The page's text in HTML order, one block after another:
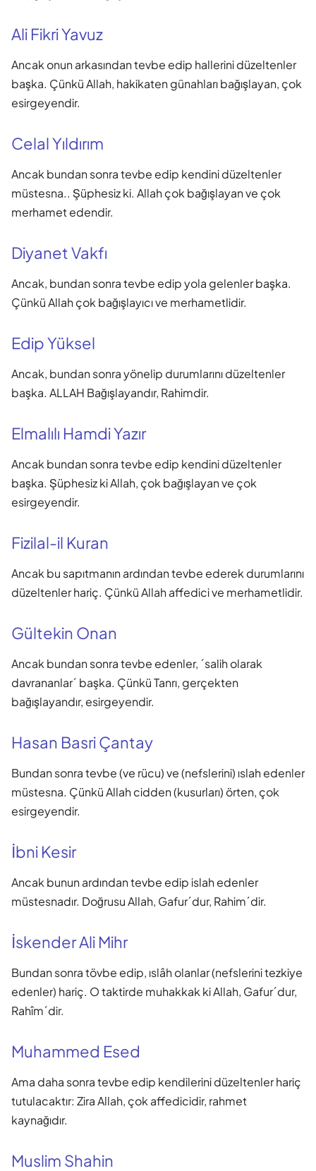
Ali Fikri Yavuz
Ancak onun arkasından tevbe edip hallerini düzeltenler
başka. Çünkü Allah, hakikaten günahları bağışlayan, çok
esirgeyendir.
Celal Yıldırım
Ancak bundan sonra tevbe edip kendini düzeltenler
müstesna.. Şüphesiz ki. Allah çok bağışlayan ve çok
merhamet edendir.
Diyanet Vakfı
Ancak, bundan sonra tevbe edip yola gelenler başka.
Çünkü Allah çok bağışlayıcı ve merhametlidir.
Edip Yüksel
Ancak, bundan sonra yönelip durumlarını düzeltenler
başka. ALLAH Bağışlayandır, Rahimdir.
Elmalılı Hamdi Yazır
Ancak bundan sonra tevbe edip kendini düzeltenler
başka. Şüphesiz ki Allah, çok bağışlayan ve çok
esirgeyendir.
Fizilal-il Kuran
Ancak bu sapıtmanın ardından tevbe ederek durumlarını
düzeltenler hariç. Çünkü Allah affedici ve merhametlidir.
Gültekin Onan
Ancak bundan sonra tevbe edenler, ´salih olarak
davrananlar´ başka. Çünkü Tanrı, gerçekten
bağışlayandır, esirgeyendir.
Hasan Basri Çantay
Bundan sonra tevbe (ve rücu) ve (nefslerini) ıslah edenler
müstesna. Çünkü Allah cidden (kusurları) örten, çok
esirgeyendir.
İbni Kesir
Ancak bunun ardından tevbe edip islah edenler
müstesnadır. Doğrusu Allah, Gafur´dur, Rahim´dir.
İskender Ali Mihr
Bundan sonra tövbe edip, ıslâh olanlar (nefslerini tezkiye
edenler) hariç. O taktirde muhakkak ki Allah, Gafur´dur,
Rahîm´dir.
Muhammed Esed
Ama daha sonra tevbe edip kendilerini düzeltenler hariç
tutulacaktır: Zira Allah, çok affedicidir, rahmet
kaynağıdır.
Muslim Shahin